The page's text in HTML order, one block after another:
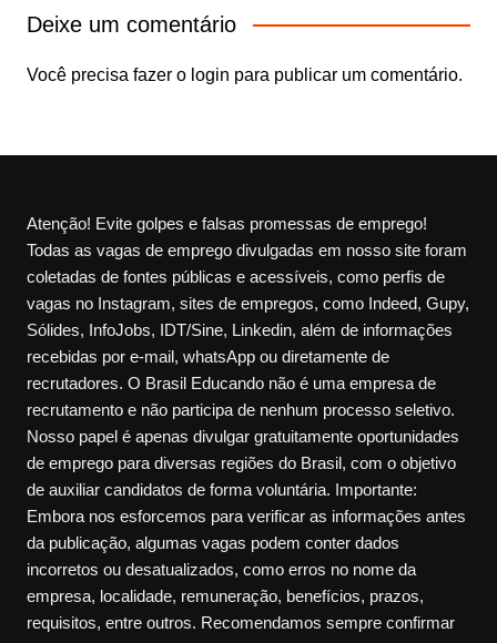
Deixe um comentário
Você precisa fazer o login para publicar um comentário.
Atenção! Evite golpes e falsas promessas de emprego!
Todas as vagas de emprego divulgadas em nosso site foram
coletadas de fontes públicas e acessíveis, como perfis de
vagas no Instagram, sites de empregos, como Indeed, Gupy,
Sólides, InfoJobs, IDT/Sine, Linkedin, além de informações
recebidas por e-mail, whatsApp ou diretamente de
recrutadores. O Brasil Educando não é uma empresa de
recrutamento e não participa de nenhum processo seletivo.
Nosso papel é apenas divulgar gratuitamente oportunidades
de emprego para diversas regiões do Brasil, com o objetivo
de auxiliar candidatos de forma voluntária. Importante:
Embora nos esforcemos para verificar as informações antes
da publicação, algumas vagas podem conter dados
incorretos ou desatualizados, como erros no nome da
empresa, localidade, remuneração, benefícios, prazos,
requisitos, entre outros. Recomendamos sempre confirmar